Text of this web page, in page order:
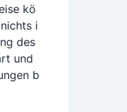
kö
i
des
und
b